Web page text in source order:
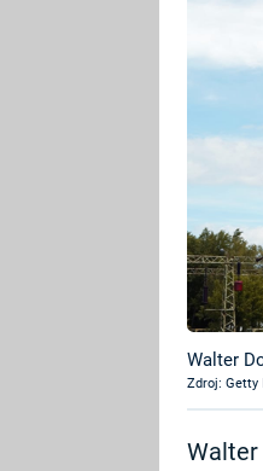
Walter
Zdroj: Getty